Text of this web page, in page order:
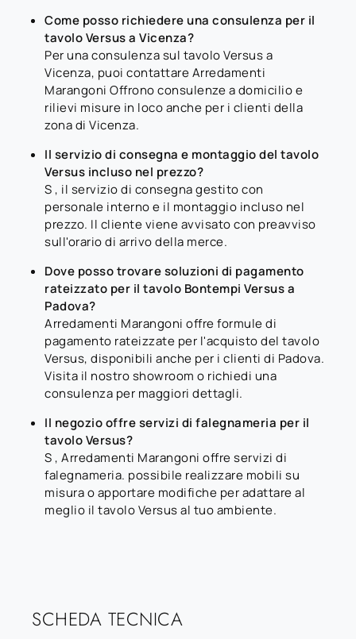
Come posso richiedere una consulenza per il
tavolo Versus a Vicenza?
Per una consulenza sul tavolo Versus a
Vicenza, puoi contattare Arredamenti
Marangoni Offrono consulenze a domicilio e
rilievi misure in loco anche per i clienti della
zona di Vicenza.
Il servizio di consegna e montaggio del tavolo
Versus incluso nel prezzo?
S , il servizio di consegna gestito con
personale interno e il montaggio incluso nel
prezzo. Il cliente viene avvisato con preavviso
sull'orario di arrivo della merce.
Dove posso trovare soluzioni di pagamento
rateizzato per il tavolo Bontempi Versus a
Padova?
Arredamenti Marangoni offre formule di
pagamento rateizzate per l'acquisto del tavolo
Versus, disponibili anche per i clienti di Padova.
Visita il nostro showroom o richiedi una
consulenza per maggiori dettagli.
Il negozio offre servizi di falegnameria per il
tavolo Versus?
S , Arredamenti Marangoni offre servizi di
falegnameria. possibile realizzare mobili su
misura o apportare modifiche per adattare al
meglio il tavolo Versus al tuo ambiente.
SCHEDA TECNICA